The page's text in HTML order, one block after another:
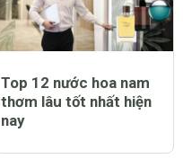
Top 12 nước hoa nam
thơm lâu tốt nhất hiện
nay